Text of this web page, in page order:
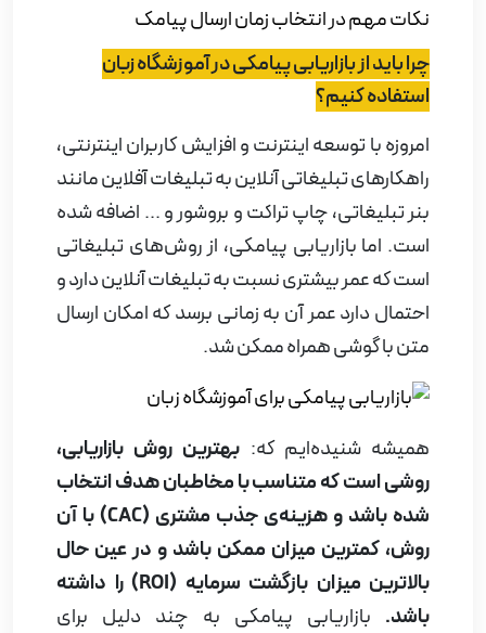
نکات مهم در انتخاب زمان ارسال پیامک
چرا باید از بازاریابی پیامکی در آموزشگاه زبان
استفاده کنیم؟
امروزه با توسعه اینترنت و افزایش کاربران اینترنتی،
راهکارهای تبلیغاتی آنلاین به تبلیغات آفلاین مانند
بنر تبلیغاتی، چاپ تراکت و بروشور و ... اضافه شده
است. اما بازاریابی پیامکی، از روش‌های تبلیغاتی
است که عمر بیشتری نسبت به تبلیغات آنلاین دارد و
احتمال دارد عمر آن به زمانی برسد که امکان ارسال
متن با گوشی همراه ممکن شد.
همیشه شنیده‌ایم که: بهترین روش بازاریابی،
روشی است که متناسب با مخاطبان هدف انتخاب
شده باشد و هزینه‌ی جذب مشتری (CAC) با آن
روش، کمترین میزان ممکن باشد و در عین حال
بالاترین میزان بازگشت سرمایه (ROI) را داشته
باشد. بازاریابی پیامکی به چند دلیل برای